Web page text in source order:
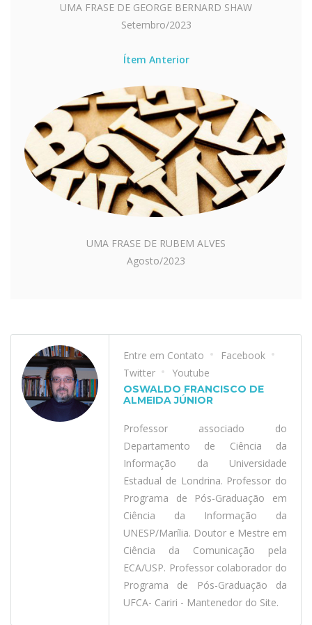
UMA FRASE DE GEORGE BERNARD SHAW
Setembro/2023
Ítem Anterior
UMA FRASE DE RUBEM ALVES
Agosto/2023
Entre em Contato
Facebook
Twitter
Youtube
OSWALDO FRANCISCO DE
ALMEIDA JÚNIOR
Professor associado do
Departamento de Ciência da
Informação da Universidade
Estadual de Londrina. Professor do
Programa de Pós-Graduação em
Ciência da Informação da
UNESP/Marília. Doutor e Mestre em
Ciência da Comunicação pela
ECA/USP. Professor colaborador do
Programa de Pós-Graduação da
UFCA- Cariri - Mantenedor do Site.